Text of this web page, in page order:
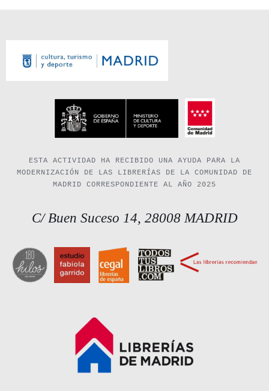
ESTA ACTIVIDAD HA RECIBIDO UNA AYUDA PARA LA
MODERNIZACIÓN DE LAS LIBRERÍAS DE LA COMUNIDAD DE
MADRID CORRESPONDIENTE AL AÑO 2025
C/ Buen Suceso 14, 28008 MADRID